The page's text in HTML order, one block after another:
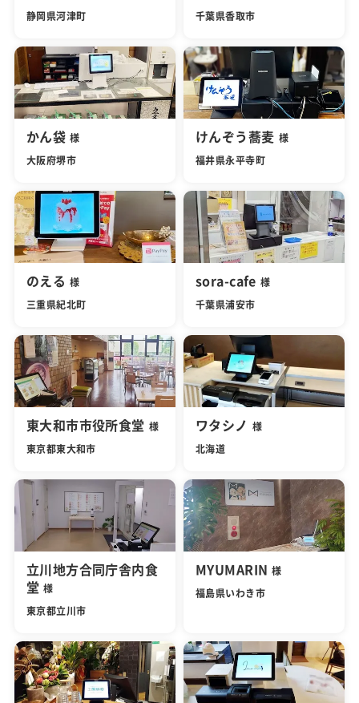
静岡県河津町 千葉県香取市
かん袋 様
大阪府堺市
けんぞう蕎麦 様
福井県永平寺町
のえる 様
三重県紀北町
sora-cafe 様
千葉県浦安市
東大和市市役所食堂 様
東京都東大和市
ワタシノ 様
北海道
立川地方合同庁舎内食
堂 様
東京都立川市
MYUMARIN 様
福島県いわき市